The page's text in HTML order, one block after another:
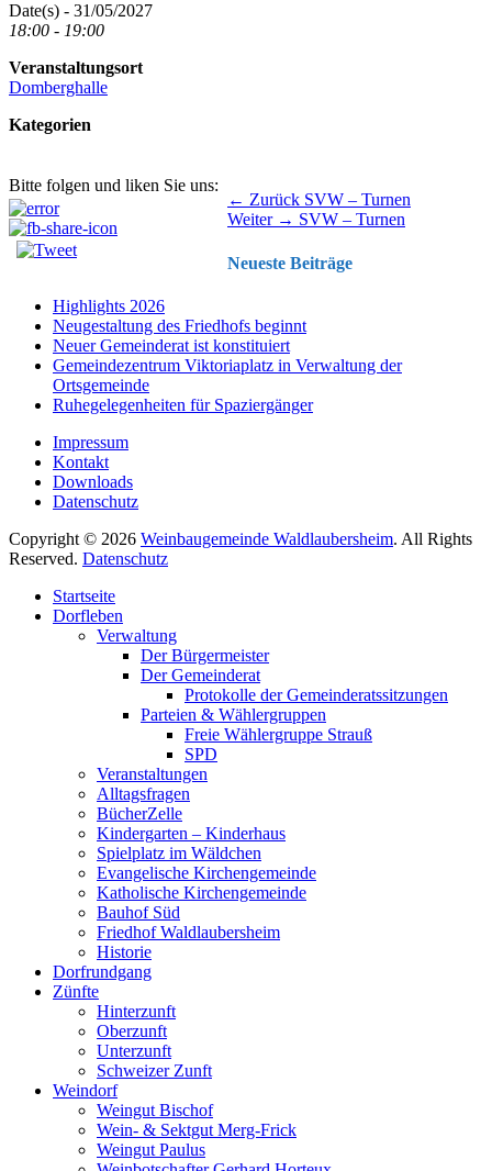
Date(s) - 31/05/2027
18:00 - 19:00
Veranstaltungsort
Domberghalle
Kategorien
Bitte folgen und liken Sie uns:
Beitragsnavigation ← Zurück Vorhergehender
Beitrag:
SVW – Turnen
Weiter → Nächster
SVW – Turnen
Neueste Beiträge
Highlights 2026
Neugestaltung des Friedhofs beginnt
Neuer Gemeinderat ist konstituiert
Gemeindezentrum Viktoriaplatz in Verwaltung der
Ortsgemeinde
Ruhegelegenheiten für Spaziergänger
Impressum
Kontakt
Downloads
Datenschutz
Copyright © 2026 Weinbaugemeinde Waldlaubersheim. All Rights
Reserved. Datenschutz
oben
scrollen
Startseite
Dorfleben
Verwaltung
Der Bürgermeister
Der Gemeinderat
Protokolle der Gemeinderatssitzungen
Parteien & Wählergruppen
Freie Wählergruppe Strauß
SPD
Veranstaltungen
Alltagsfragen
BücherZelle
Kindergarten – Kinderhaus
Spielplatz im Wäldchen
Evangelische Kirchengemeinde
Katholische Kirchengemeinde
Bauhof Süd
Friedhof Waldlaubersheim
Historie
Dorfrundgang
Zünfte
Hinterzunft
Oberzunft
Unterzunft
Schweizer Zunft
Weindorf
Weingut Bischof
Wein- & Sektgut Merg-Frick
Weingut Paulus